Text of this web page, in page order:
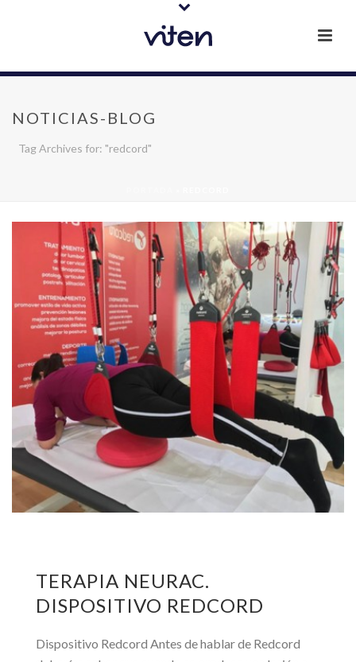
NOTICIAS-BLOG
Tag Archives for: "redcord"
TERAPIA NEURAC.
DISPOSITIVO REDCORD
Dispositivo Redcord Antes de hablar de Redcord